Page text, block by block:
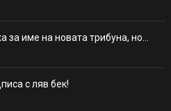
за име на новата трибуна, но…
с ляв бек!